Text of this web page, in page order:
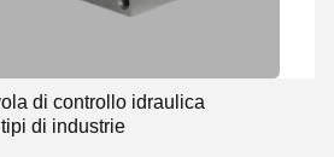
di controllo idraulica
di industrie